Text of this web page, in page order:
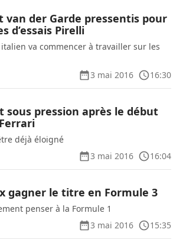
van der Garde pressentis pour
d’essais Pirelli
va commencer à travailler sur les
3 mai 2016
16:30
sous pression après le début
déjà éloigné
3 mai 2016
16:04
gagner le titre en Formule 3
penser à la Formule 1
3 mai 2016
15:35